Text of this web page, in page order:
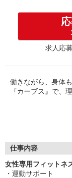
により変動)
研修中 固
研修中 残
◇交通費：
◇役職手当
求人応
働きながら、身体
『カーブス』で、
・夏季休暇・年末
・運動経験なくて
仕事内容
女性専用フィットネ
・運動サポート